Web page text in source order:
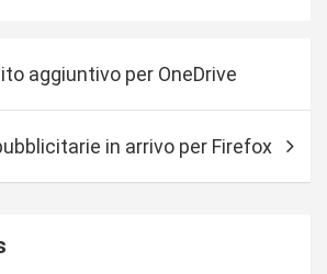
aggiuntivo per OneDrive
in arrivo per Firefox